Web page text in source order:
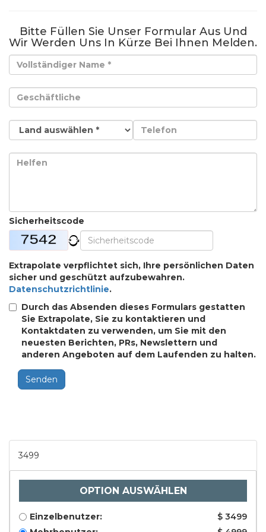
Bitte Füllen Sie Unser Formular Aus Und
Wir Werden Uns In Kürze Bei Ihnen Melden.
Sicherheitscode
Extrapolate verpflichtet sich, Ihre persönlichen Daten
sicher und geschützt aufzubewahren.
Datenschutzrichtlinie.
Durch das Absenden dieses Formulars gestatten
Sie Extrapolate, Sie zu kontaktieren und
Kontaktdaten zu verwenden, um Sie mit den
neuesten Berichten, PRs, Newslettern und
anderen Angeboten auf dem Laufenden zu halten.
Senden
3499
OPTION AUSWÄHLEN
Einzelbenutzer:
$ 3499